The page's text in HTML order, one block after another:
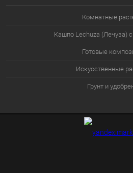
Комнатные
Кашпо Lechuza (Лечуза)
Готовые
Искусственные
Грунт и